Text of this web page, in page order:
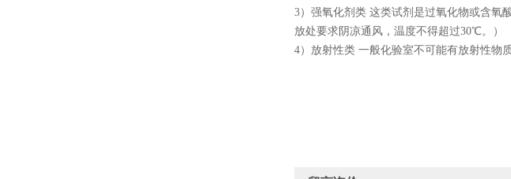
3）强氧化剂类 这类试剂是过氧化物或含氧
放处要求阴凉通风，温度不得超过30℃。）
4）放射性类 一般化验室不可能有放射性物